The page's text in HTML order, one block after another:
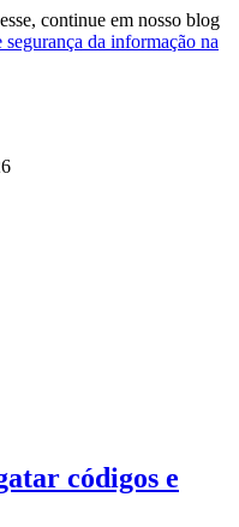
continue em nosso blog
da informação na
códigos e